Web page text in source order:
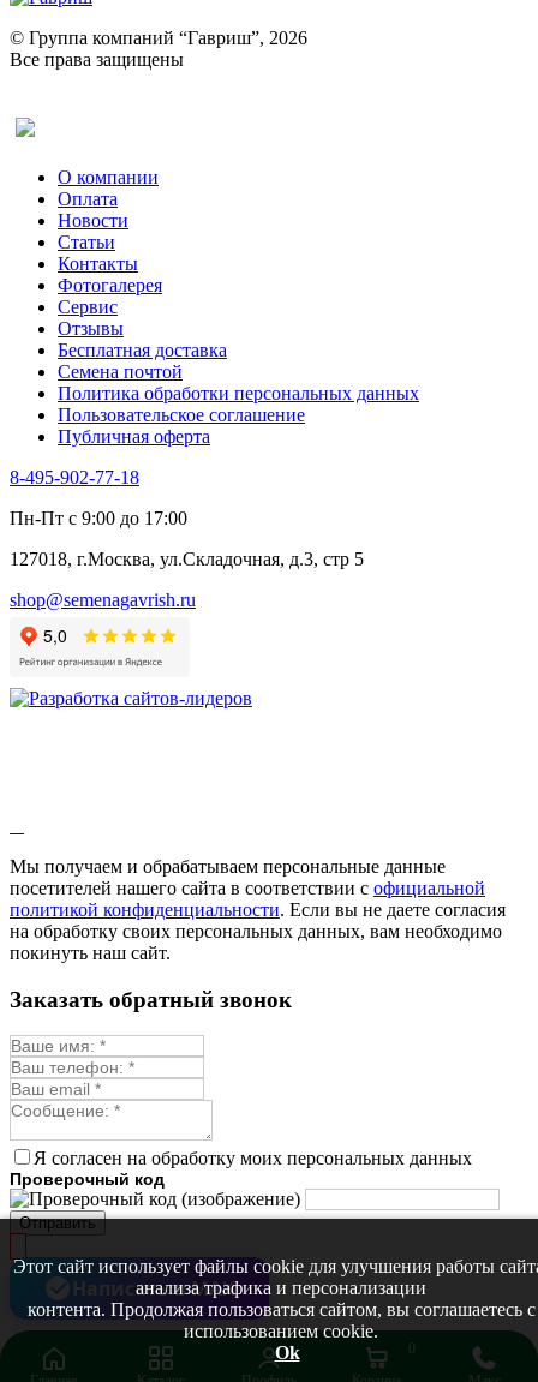
Ревень
Рукола
Рута
Тмин
Трава для чая
Туласи
Укроп
Фенхель пряный
Хризантема овощная
Цикорий пряный
Цикорий салатный (Витлуф)
Черемша
Шпинат
Щавель
Эндивий
Эстрагон
Алтей
Бессмертник
Валериана
Валерианелла
Гибискус лекарственный
Девясил
Душица
Змееголовник
Мыльнянка
Мята
Овсяный корень
Огуречная трава
Пустырник
Репешок
Синюха
Смесь лекарственных
Стевия
Тимьян ползучий (чабрец)
Фенхель лекарственный
Цикорий лекарственный
Череда лекарственная
Чернокорень
Шалфей
Семена ягод
Брусника
Голубика
© Группа компаний “Гавриш”, 2026
Все права защищены
О компании
Оплата
Новости
Статьи
Контакты
Фотогалерея​
Сервис
Отзывы
Бесплатная доставка
Семена почтой
Политика обработки персональных данных
Пользовательское соглашение
Публичная оферта
8-495-902-77-18
Пн-Пт с 9:00 до 17:00
127018, г.Москва, ул.Складочная, д.3, стр 5
shop@semenagavrish.ru
Мы получаем и обрабатываем персональные данные
посетителей нашего сайта в соответствии с официальной
политикой конфиденциальности. Если вы не даете согласия
на обработку своих персональных данных, вам необходимо
покинуть наш сайт.
Этот сайт использует файлы cookie для улучшения работы
анализа трафика и персонализации
контента. Продолжая пользоваться сайтом, вы соглашаетесь с
использованием cookie.
Ok
Заказать обратный звонок
Я согласен на обработку моих персональных данных
Проверочный код
Отправить
0
Написать в MAX